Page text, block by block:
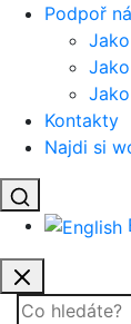
Podpoř
Kontakty
Najdi si